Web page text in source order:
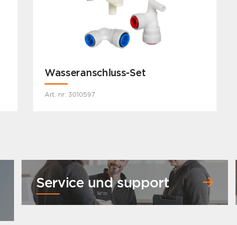
Wasseranschluss-Set
Art. nr: 3010597
Service und support